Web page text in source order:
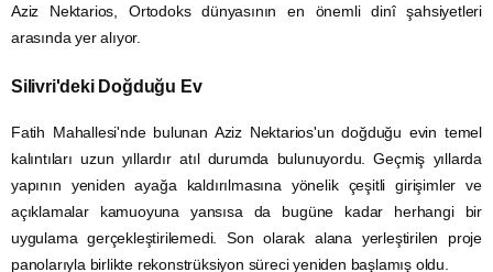
Aziz Nektarios, Ortodoks dünyasının en önemli dinî şahsiyetleri
arasında yer alıyor.
Silivri'deki Doğduğu Ev
Fatih Mahallesi'nde bulunan Aziz Nektarios'un doğduğu evin temel
kalıntıları uzun yıllardır atıl durumda bulunuyordu. Geçmiş yıllarda
yapının yeniden ayağa kaldırılmasına yönelik çeşitli girişimler ve
açıklamalar kamuoyuna yansısa da bugüne kadar herhangi bir
uygulama gerçekleştirilemedi. Son olarak alana yerleştirilen proje
panolarıyla birlikte rekonstrüksiyon süreci yeniden başlamış oldu.